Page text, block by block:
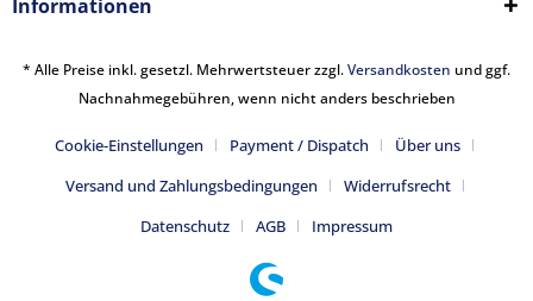
Informationen
* Alle Preise inkl. gesetzl. Mehrwertsteuer zzgl.Versandkosten und ggf.
Nachnahmegebühren, wenn nicht anders beschrieben
Cookie-Einstellungen Payment / Dispatch
Über uns
Versand und Zahlungsbedingungen
Widerrufsrecht
Datenschutz
AGB Impressum